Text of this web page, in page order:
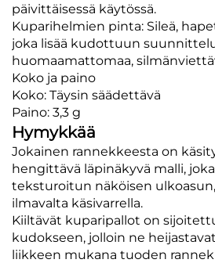
päivittäisessä käytössä.
Kuparihelmien pinta: Sileä,
joka lisää kudottuun
huomaamattomaa,
Koko ja paino
Koko: Täysin säädettävä
Paino: 3,3 g
Hymykkää
Jokainen rannekkeesta on
hengittävä läpinäkyvä malli,
teksturoitun näköisen
ilmavalta käsivarrella.
Kiiltävät kuparipallot on
kudokseen, jolloin ne
liikkeen mukana tuoden